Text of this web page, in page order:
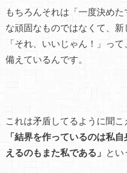
もちろんそれは「一度決め
な頑固なものではなくて、
「それ、いいじゃん！」っ
備えているんです。
これは矛盾してるように聞
「結界を作っているのは私
えるのもまた私である」 とい